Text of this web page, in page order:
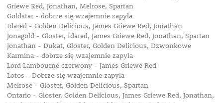
Griewe Red, Jonathan, Melrose, Spartan
Goldstar - dobrze się wzajemnie zapyla
Idared - Golden Delicious, James Griewe Red, Jonathan
Jonagold - Gloster, Idared, James Griewe Red, Jonathan, Spartan
Jonathan - Dukat, Gloster, Golden Delicious, Dzwonkowe
Karmina - dobrze się wzajemnie zapyla
Lord Lambourne czerwony - James Griewe Red
Lotos - Dobrze się wzajemnie zapyla
Melrose - Gloster, Golden Delicious, Spartan
Ontario - Gloster, Golden Delicious, James Griewe Red, Jonathan,